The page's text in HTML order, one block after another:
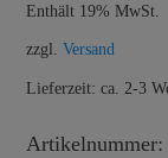
Enthält 19% MwSt.
zzgl. Versand
Lieferzeit: ca. 2-3
Artikelnummer: